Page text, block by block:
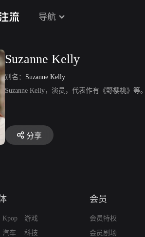
导航
Suzanne Kelly
别名： Suzanne Kelly
Suzanne Kelly，演员，代表作有《野樱桃》等
分享
Kpop
汽车
游戏
科技
会员
会员特权
会员剧场